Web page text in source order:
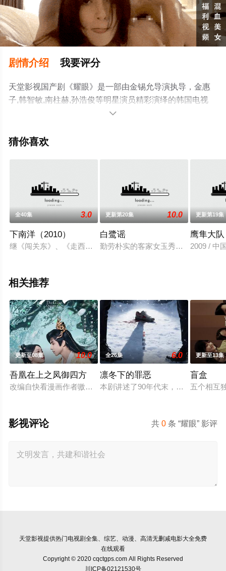
剧情介绍 我要评分
天堂影视国产剧《耀眼》是一部由金锡允导演执导，金惠
子,韩智敏,南柱赫,孙浩俊等明星演员精彩演绎的韩国电视
剧，手机免费观看高清未删减完整版电视剧全集就上天堂
情网等平台了解。

猜你喜欢
全40集 3.0
下南洋（2010）
继《闯关东》、《走西口》后，“中国近代史上最著名的三次人
更新第20集 10.0
白鹭谣
勤劳朴实的客家女玉秀莲，嫁给赣南
更新第19集
鹰隼大队
2009 / 中
相关推荐
更新至08集 10.0
吾凰在上之凤御四方
改编自快看漫画作者嗷小泽的独家连载漫画《吾凰在上》。现
全26集 6.0
凛冬下的罪恶
本剧讲述了90年代末，怒河市刑侦支
更新至13集
盲盒
五个相互
共0 条 “耀眼” 影评
影视评论
天堂影视提供热门电视剧全集、综艺、动漫、高清无删减电影大全免费
在线观看
Copyright © 2020 cqctgps.com All Rights Reserved
川ICP备02121530号